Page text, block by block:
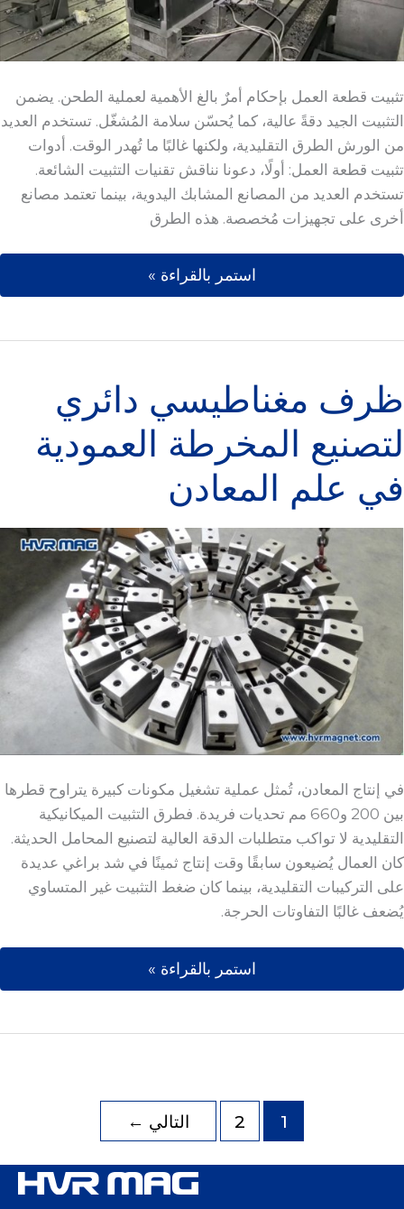
تثبيت قطعة العمل بإحكام أمرٌ بالغ الأهمية لعملية الطحن. يضمن
التثبيت الجيد دقةً عالية، كما يُحسّن سلامة المُشغّل. تستخدم العديد
من الورش الطرق التقليدية، ولكنها غالبًا ما تُهدر الوقت. أدوات
تثبيت قطعة العمل: أولًا، دعونا نناقش تقنيات التثبيت الشائعة.
تستخدم العديد من المصانع المشابك اليدوية، بينما تعتمد مصانع
أخرى على تجهيزات مُخصصة. هذه الطرق
استمر بالقراءة »
ظرف مغناطيسي دائري
لتصنيع المخرطة العمودية
في علم المعادن
في إنتاج المعادن، تُمثل عملية تشغيل مكونات كبيرة يتراوح قطرها
بين 200 و660 مم تحديات فريدة. فطرق التثبيت الميكانيكية
التقليدية لا تواكب متطلبات الدقة العالية لتصنيع المحامل الحديثة.
كان العمال يُضيعون سابقًا وقت إنتاج ثمينًا في شد براغي عديدة
على التركيبات التقليدية، بينما كان ضغط التثبيت غير المتساوي
يُضعف غالبًا التفاوتات الحرجة.
ظرف مغناطيسي دائري لتصنيع
استمر بالقراءة »
1
2 التالي ←